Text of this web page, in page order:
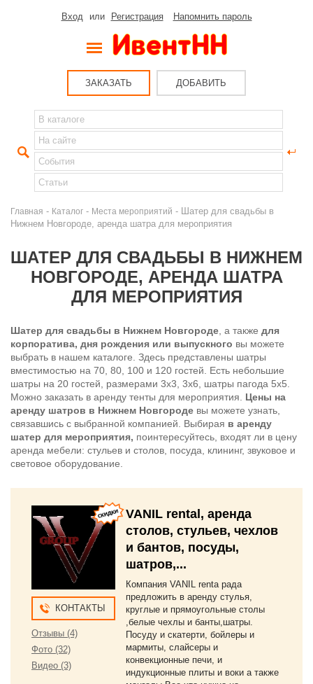
Вход или Регистрация Напомнить пароль
ЗАКАЗАТЬ ДОБАВИТЬ
Главная - Каталог - Места мероприятий - Шатер для свадьбы в
Нижнем Новгороде, аренда шатра для мероприятия
ШАТЕР ДЛЯ СВАДЬБЫ В НИЖНЕМ
НОВГОРОДЕ, АРЕНДА ШАТРА
ДЛЯ МЕРОПРИЯТИЯ
Шатер для свадьбы в Нижнем Новгороде , а также для
корпоратива, дня рождения или выпускного вы можете
выбрать в нашем каталоге. Здесь представлены шатры
вместимостью на 70, 80, 100 и 120 гостей. Есть небольшие
шатры на 20 гостей, размерами 3х3, 3х6, шатры пагода 5x5.
Можно заказать в аренду тенты для мероприятия. Цены на
аренду шатров в Нижнем Новгороде вы можете узнать,
связавшись с выбранной компанией. Выбирая в аренду
шатер для мероприятия, поинтересуйтесь, входят ли в цену
аренда мебели: стульев и столов, посуда, клининг, звуковое и
световое оборудование.
КОНТАКТЫ
Отзывы (4)
Фото (32)
Видео (3)
VANIL rental, аренда
столов, стульев, чехлов
и бантов, посуды,
шатров,...
Компания VANIL renta рада
предложить в аренду стулья,
круглые и прямоугольные столы
,белые чехлы и банты,шатры.
Посуду и скатерти, бойлеры и
мармиты, слайсеры и
конвекционные печи, и
индукционные плиты и воки а также